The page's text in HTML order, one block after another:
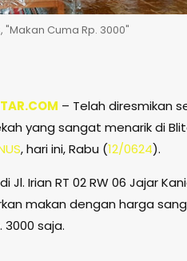
"Makan Cuma Rp. 3000"
– Telah diresmikan
yang sangat menarik di
, hari ini, Rabu (12/0624).
Jl. Irian RT 02 RW 06 Jajar
makan dengan harga
3000 saja.